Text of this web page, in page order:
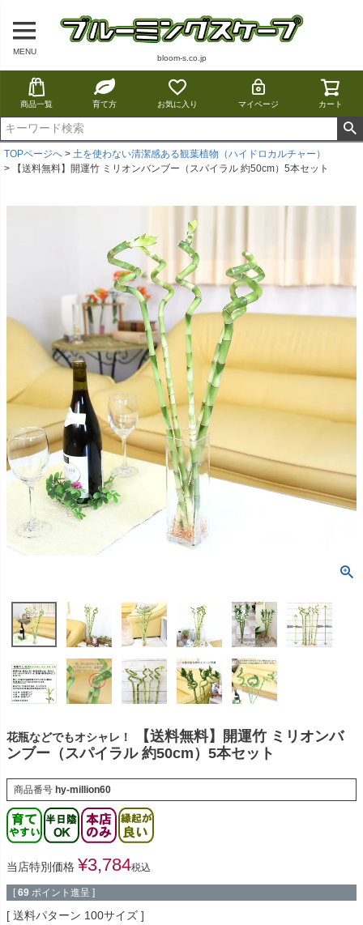
MENU
bloom-s.co.jp
商品一覧 育て方 お気に入り マイページ カート
TOPページへ
土を使わない清潔感ある観葉植物（ハイドロカルチャー）
【送料無料】開運竹 ミリオンバンブー（スパイラル 約50cm）5本セット
花瓶などでもオシャレ！
【送料無料】開運竹 ミリオンバ
ンブー（スパイラル 約50cm）5本セット
商品番号 hy-million60
当店特別価格 ¥3,784税込
[ 69 ポイント進呈 ]
送料パターン 100サイズ